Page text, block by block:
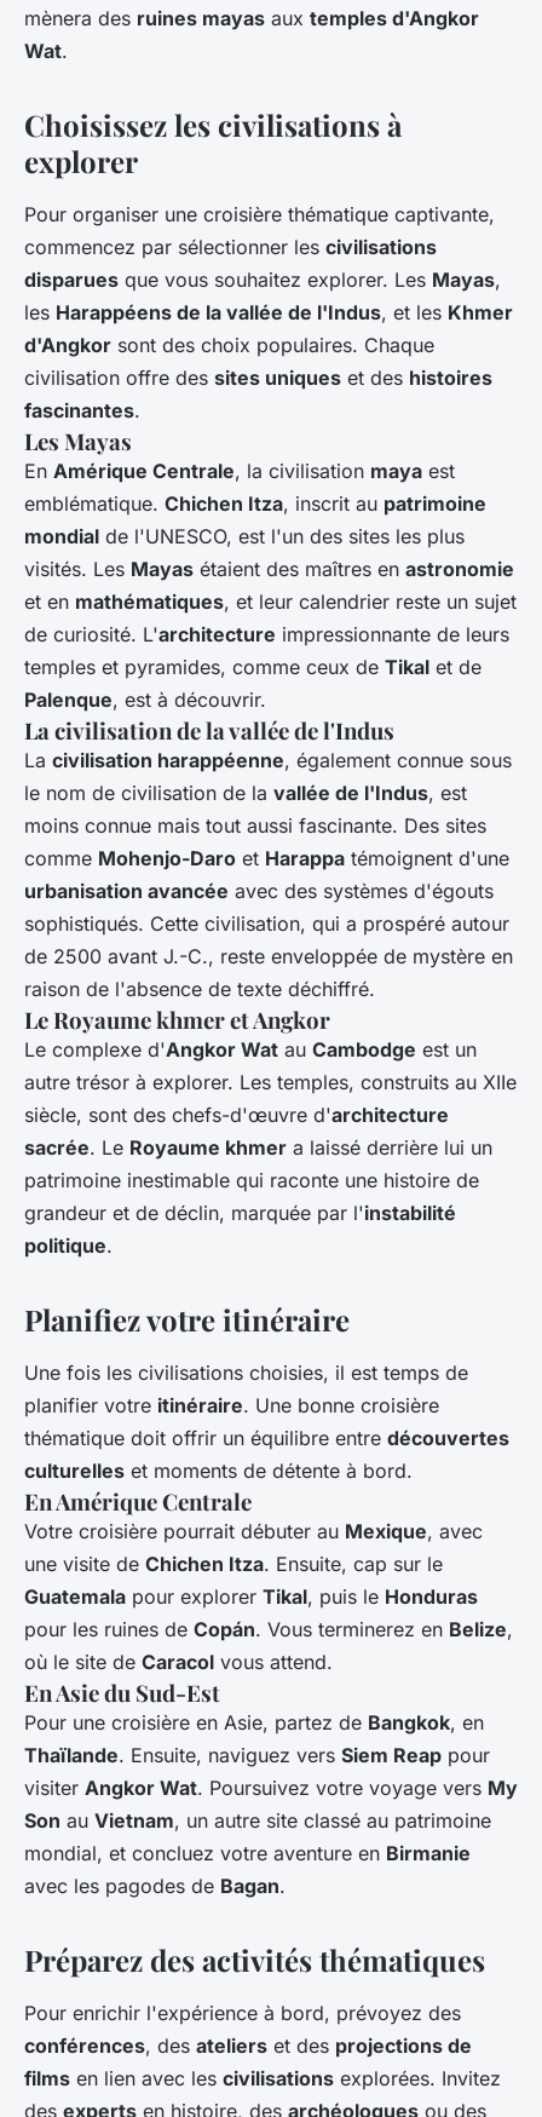
mènera des ruines mayas aux temples d'Angkor
Wat.
Choisissez les civilisations à
explorer
Pour organiser une croisière thématique captivante,
commencez par sélectionner les civilisations
disparues que vous souhaitez explorer. Les Mayas,
les Harappéens de la vallée de l'Indus, et les Khmer
d'Angkor sont des choix populaires. Chaque
civilisation offre des sites uniques et des histoires
fascinantes.
Les Mayas
En Amérique Centrale, la civilisation maya est
emblématique. Chichen Itza, inscrit au patrimoine
mondial de l'UNESCO, est l'un des sites les plus
visités. Les Mayas étaient des maîtres en astronomie
et en mathématiques, et leur calendrier reste un sujet
de curiosité. L'architecture impressionnante de leurs
temples et pyramides, comme ceux de Tikal et de
Palenque, est à découvrir.
La civilisation de la vallée de l'Indus
La civilisation harappéenne, également connue sous
le nom de civilisation de la vallée de l'Indus, est
moins connue mais tout aussi fascinante. Des sites
comme Mohenjo-Daro et Harappa témoignent d'une
urbanisation avancée avec des systèmes d'égouts
sophistiqués. Cette civilisation, qui a prospéré autour
de 2500 avant J.-C., reste enveloppée de mystère en
raison de l'absence de texte déchiffré.
Le Royaume khmer et Angkor
Le complexe d'Angkor Wat au Cambodge est un
autre trésor à explorer. Les temples, construits au XIIe
siècle, sont des chefs-d'œuvre d'architecture
sacrée. Le Royaume khmer a laissé derrière lui un
patrimoine inestimable qui raconte une histoire de
grandeur et de déclin, marquée par l'instabilité
politique.
Planifiez votre itinéraire
Une fois les civilisations choisies, il est temps de
planifier votre itinéraire. Une bonne croisière
thématique doit offrir un équilibre entre découvertes
culturelles et moments de détente à bord.
En Amérique Centrale
Votre croisière pourrait débuter au Mexique, avec
une visite de Chichen Itza. Ensuite, cap sur le
Guatemala pour explorer Tikal, puis le Honduras
pour les ruines de Copán. Vous terminerez en Belize,
où le site de Caracol vous attend.
En Asie du Sud-Est
Pour une croisière en Asie, partez de Bangkok, en
Thaïlande. Ensuite, naviguez vers Siem Reap pour
visiter Angkor Wat. Poursuivez votre voyage vers My
Son au Vietnam, un autre site classé au patrimoine
mondial, et concluez votre aventure en Birmanie
avec les pagodes de Bagan.
Préparez des activités thématiques
Pour enrichir l'expérience à bord, prévoyez des
conférences, des ateliers et des projections de
films en lien avec les civilisations explorées. Invitez
des experts en histoire, des archéologues ou des